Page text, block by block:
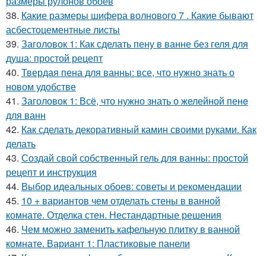
38. Какие размеры шифера волнового 7 . Какие бывают
асбестоцементные листы
39. Заголовок 1: Как сделать пену в ванне без геля для
душа: простой рецепт
40. Твердая пена для ванны: все, что нужно знать о
новом удобстве
41. Заголовок 1: Всё, что нужно знать о желейной пенe
для ванн
42. Как сделать декоративный камин своими руками. Как
делать
43. Создай свой собственный гель для ванны: простой
рецепт и инструкция
44. Выбор идеальных обоев: советы и рекомендации
45. 10 + вариантов чем отделать стены в ванной
комнате. Отделка стен. Нестандартные решения
46. Чем можно заменить кафельную плитку в ванной
комнате. Вариант 1: Пластиковые панели